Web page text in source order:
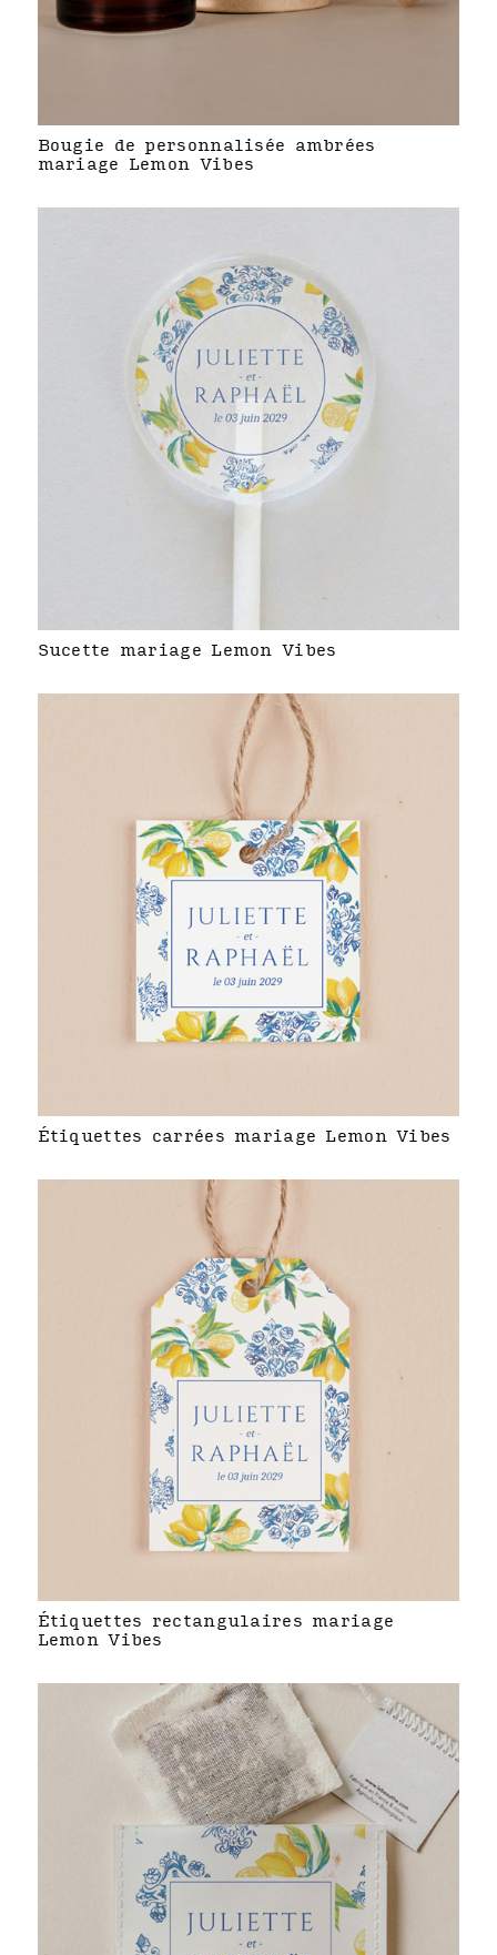
Bougie de personnalisée ambrées
mariage Lemon Vibes
Sucette mariage Lemon Vibes
Étiquettes carrées mariage Lemon Vibes
Étiquettes rectangulaires mariage
Lemon Vibes